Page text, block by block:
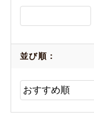
並び順：